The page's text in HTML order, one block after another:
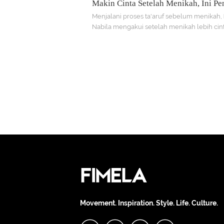
Makin Cinta Setelah Menikah, Ini
Istri Ben Kasyafani
Menjalani proses ta'aruf sebelum menikah,
Nabila mengakui setelah menikah lebih
Movement. Inspiration. Style. Life. Culture.